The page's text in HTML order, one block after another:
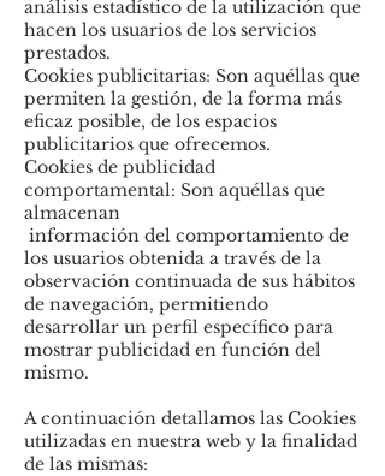
análisis estadístico de la utilización que
hacen los usuarios de los servicios
prestados.
Cookies publicitarias: Son aquéllas que
permiten la gestión, de la forma más
eficaz posible, de los espacios
publicitarios que ofrecemos.
Cookies de publicidad
comportamental: Son aquéllas que
almacenan
información del comportamiento de
los usuarios obtenida a través de la
observación continuada de sus hábitos
de navegación, permitiendo
desarrollar un perfil específico para
mostrar publicidad en función del
mismo.
A continuación detallamos las Cookies
utilizadas en nuestra web y la finalidad
de las mismas: